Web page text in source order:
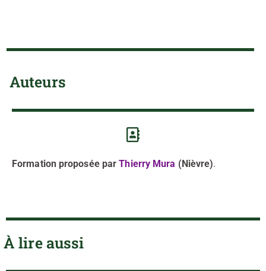
Auteurs
Formation proposée par Thierry Mura (Nièvre).
À lire aussi